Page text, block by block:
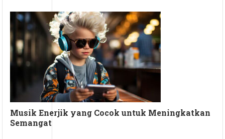
Musik Enerjik yang Cocok untuk Meningkatkan
Semangat